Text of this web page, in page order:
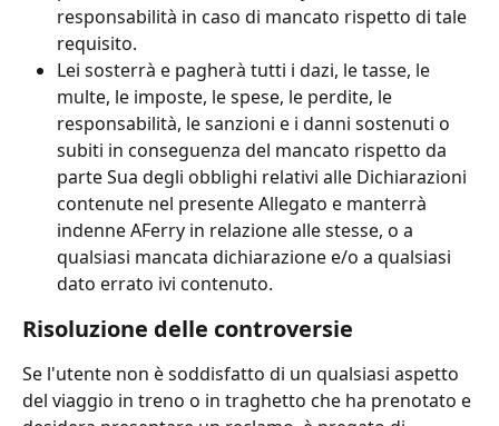
responsabilità in caso di mancato rispetto di tale
requisito.
Lei sosterrà e pagherà tutti i dazi, le tasse, le
multe, le imposte, le spese, le perdite, le
responsabilità, le sanzioni e i danni sostenuti o
subiti in conseguenza del mancato rispetto da
parte Sua degli obblighi relativi alle Dichiarazioni
contenute nel presente Allegato e manterrà
indenne AFerry in relazione alle stesse, o a
qualsiasi mancata dichiarazione e/o a qualsiasi
dato errato ivi contenuto.
Risoluzione delle controversie
Se l'utente non è soddisfatto di un qualsiasi aspetto
del viaggio in treno o in traghetto che ha prenotato e